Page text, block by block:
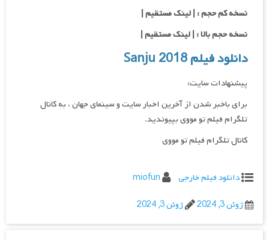
نسخه کم حجم : | لینک مستقیم |
نسخه حجم بالا : | لینک مستقیم |
دانلود فیلم Sanju 2018
پیشنهادات سایت:
برای باخبر شدن از آخرین اخبار سایت و سینمای جهان ، به کانال
تلگرام فیلم تو مووی بپیوندید.
کانال تلگرام فیلم تو مووی
دانلود فیلم خارجی
miofun
ژوئن 3, 2024
ژوئن 3, 2024